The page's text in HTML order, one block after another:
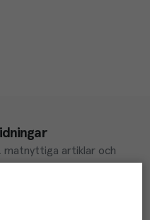
matnyttiga artiklar och